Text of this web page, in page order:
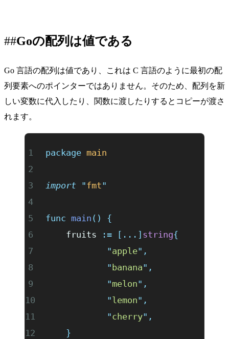
Goの配列は値である
Go 言語の配列は値であり、これは C 言語のように最初の配
列要素へのポインターではありません。そのため、配列を新
しい変数に代入したり、関数に渡したりするとコピーが渡さ
れます。
package main
import "fmt"
func main ()
{
	fruits
:= [...] string{
		"
apple" ,
		"
banana" ,
		"
melon" ,
		"
lemon" ,
		"
cherry" ,
	}